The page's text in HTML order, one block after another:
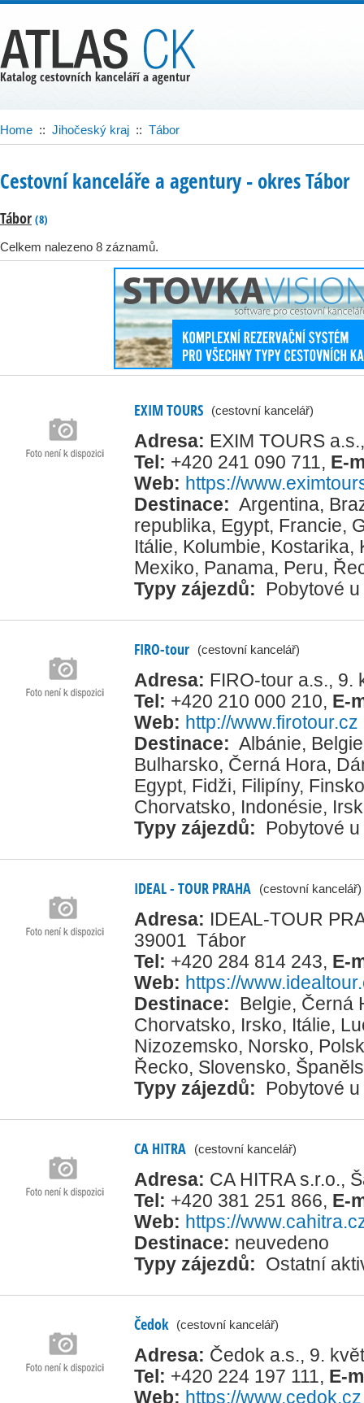
Home :: Jihočeský kraj :: Tábor
Cestovní kanceláře a agentury ‐ okres Tábor
Tábor (8)
Celkem nalezeno 8 záznamů.
EXIM TOURS (cestovní kancelář)
Adresa: EXIM TOURS
Tel: +420 241 090 711, E-
Web: https://
Destinace: Argentina,
republika, Egypt, Francie,
Itálie, Kolumbie, Kostarika,
Mexiko, Panama, Peru,
Typy zájezdů:
Pobytové
FIRO-tour (cestovní kancelář)
Adresa: FIRO-tour a.s.,
Tel: +420 210 000 210, E-
Web: http://www.firotour.cz
Destinace: Albánie, Belgie
Bulharsko, Černá Hora,
Egypt, Fidži, Filipíny, Finsko
Chorvatsko, Indonésie,
Typy zájezdů:
Pobytové
IDEAL - TOUR PRAHA (cestovní kancelář)
Adresa: IDEAL-TOUR
39001 Tábor
Tel: +420 284 814 243, E-
Web: https://
Destinace:
Belgie, Černá
Chorvatsko, Irsko, Itálie,
Nizozemsko, Norsko,
Řecko, Slovensko,
Typy zájezdů:
Pobytové
CA HITRA (cestovní kancelář)
Adresa: CA HITRA s.r.o.,
Tel: +420 381 251 866, E-
Web: https://
Destinace: neuvedeno
Typy zájezdů: Ostatní
Čedok (cestovní kancelář)
Adresa: Čedok a.s., 9.
Tel: +420 224 197 111, E-
Web: https://www.cedok.cz
Katalog cestovních kanceláří a agentur